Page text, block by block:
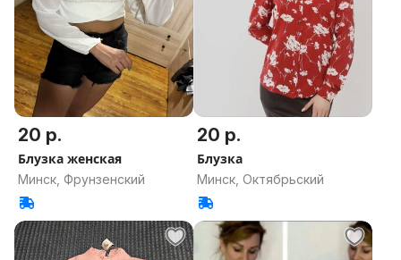
20 р.
Блузка женская
Минск, Фрунзенский
20 р.
Блузка
Минск, Октябрьский